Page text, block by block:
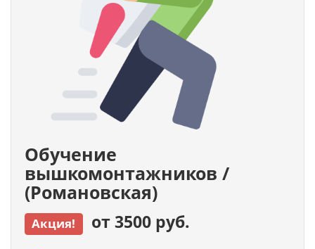
Обучение
вышкомонтажников /
(Романовская)
Акция! от 3500 руб.